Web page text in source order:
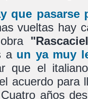
que pasarse
vueltas hay
a un ya muy
que el
acuerdo para
años